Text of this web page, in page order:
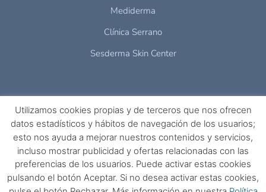
Mediderma
Clínica Serrano
Sesderma Skin Center
Utilizamos cookies propias y de terceros que nos ofrecen
datos estadísticos y hábitos de navegación de los usuarios;
esto nos ayuda a mejorar nuestros contenidos y servicios,
incluso mostrar publicidad y ofertas relacionadas con las
preferencias de los usuarios. Puede activar estas cookies
pulsando el botón Aceptar. Si no desea activar estas cookies,